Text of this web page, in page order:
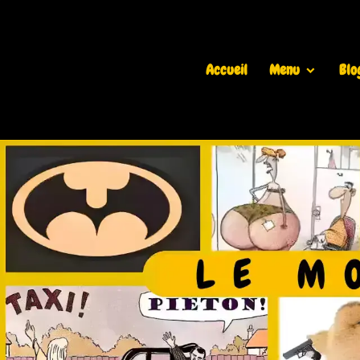
Accueil Menu